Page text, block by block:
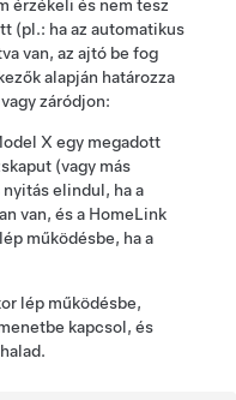
érzékeli és nem tesz
(pl.: ha az automatikus
van, az ajtó be fog
alapján határozza
záródjon:
X egy megadott
(vagy más
elindul, ha a
van, és a HomeLink
működésbe, ha a
lép működésbe,
kapcsol, és